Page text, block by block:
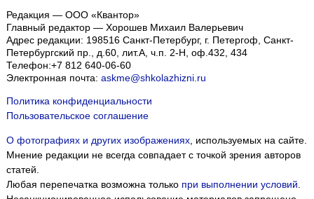
Редакция — ООО «Квантор»
Главный редактор — Хорошев Михаил Валерьевич
Адрес редакции: 198516 Санкт-Петербург, г. Петергоф Санкт-
Петербургский пр., д.60, лит.А, ч.п. 2-Н, оф.432, 434
Телефон:+7 812 640-06-60
Электронная почта: askme@shkolazhizni.ru
Политика конфиденциальности
Пользовательское соглашение
О фотографиях и других изображениях, используемых на сайте.
Мнение редакции не всегда совпадает с точкой зрения авторов
статей.
Любая перепечатка возможна только при выполнении условий